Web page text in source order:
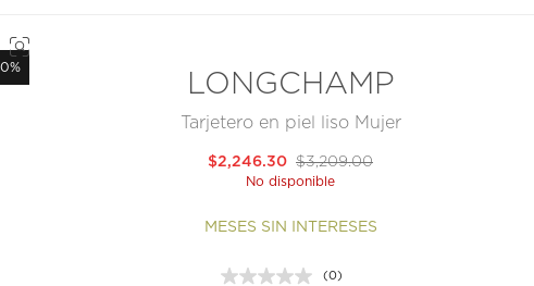
LONGCHAMP
Tarjetero en piel liso Mujer
$3,209.00
$2,246.30
No disponible
MESES SIN INTERESES
(0)